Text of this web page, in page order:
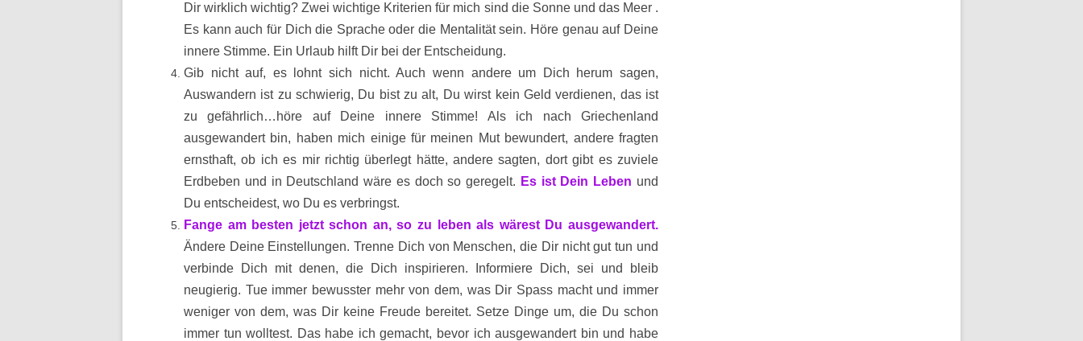
Dir wirklich wichtig? Zwei wichtige Kriterien für mich sind die Sonne und das Meer .
Es kann auch für Dich die Sprache oder die Mentalität sein. Höre genau auf Deine
innere Stimme. Ein Urlaub hilft Dir bei der Entscheidung.
Gib nicht auf, es lohnt sich nicht. Auch wenn andere um Dich herum sagen,
Auswandern ist zu schwierig, Du bist zu alt, Du wirst kein Geld verdienen, das ist
zu gefährlich…höre auf Deine innere Stimme! Als ich nach Griechenland
ausgewandert bin, haben mich einige für meinen Mut bewundert, andere fragten
ernsthaft, ob ich es mir richtig überlegt hätte, andere sagten, dort gibt es zuviele
Erdbeben und in Deutschland wäre es doch so geregelt. Es ist Dein Leben und
Du entscheidest, wo Du es verbringst.
Fange am besten jetzt schon an, so zu leben als wärest Du ausgewandert.
Ändere Deine Einstellungen. Trenne Dich von Menschen, die Dir nicht gut tun und
verbinde Dich mit denen, die Dich inspirieren. Informiere Dich, sei und bleib
neugierig. Tue immer bewusster mehr von dem, was Dir Spass macht und immer
weniger von dem, was Dir keine Freude bereitet. Setze Dinge um, die Du schon
immer tun wolltest. Das habe ich gemacht, bevor ich ausgewandert bin und habe